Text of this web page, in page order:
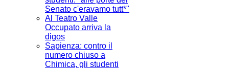
Senato c'eravamo tutt*"
Al Teatro Valle
Occupato arriva la
digos
Sapienza: contro il
numero chiuso a
Chimica, gli studenti